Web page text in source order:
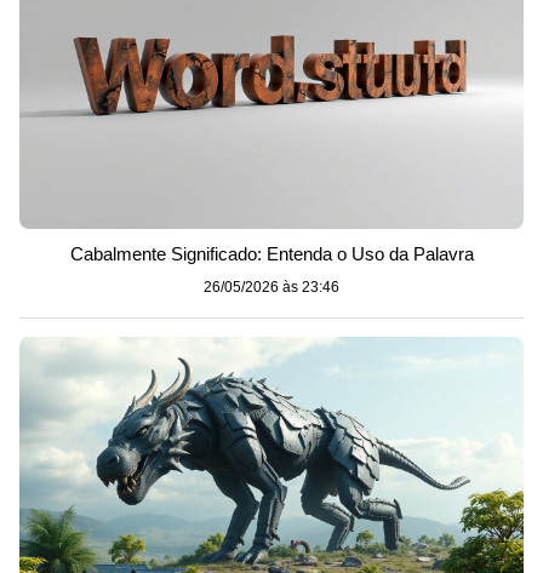
Cabalmente Significado: Entenda o Uso da Palavra
26/05/2026 às 23:46